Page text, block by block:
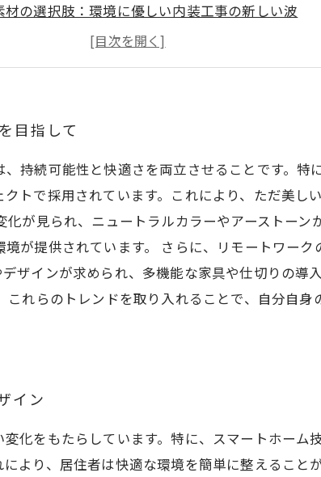
材の選択肢：環境に優しい内装工事の新しい波
ルの変化とリモートワーク：自宅内装の重要性
空間の充実：最新デザインコンセプトの提案
をデザインする：持続可能性と機能性の融合
目指して
持続可能性と快適さを両立させることです。特
トで採用されています。これにより、ただ美し
が見られ、ニュートラルカラーやアーストーン
が提供されています。 さらに、リモートワー
ザインが求められ、多機能な家具や仕切りの導
れらのトレンドを取り入れることで、自分自
イン
化をもたらしています。特に、スマートホーム
より、居住者は快適な環境を簡単に整えること